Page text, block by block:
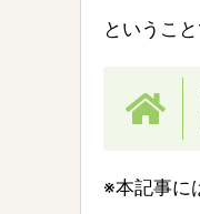
というこ
※本記事に